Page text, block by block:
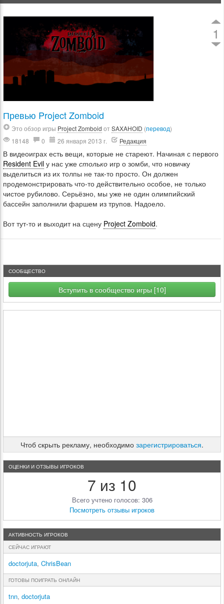
1
Превью Project Zomboid
Это обзор игры Project Zomboid отSAXAHOID (перевод)
18148
0 26 января 2013 г. Редакция
В видеоиграх есть вещи, которые не стареют. Начиная с первого
Resident Evil у нас уже столько игр о зомби, что новичку
выделиться из их толпы не так-то просто. Он должен
продемонстрировать что-то действительно особое, не только
чистое рубилово. Серьёзно, мы уже не один олимпийский
бассейн заполнили фаршем из трупов. Надоело.
Вот тут-то и выходит на сцену Project Zomboid.
СООБЩЕСТВО
Вступить в сообщество игры [10]
Чтоб скрыть рекламу, необходимо зарегистрироваться.
ОЦЕНКИ И ОТЗЫВЫ ИГРОКОВ
7 из 10
Всего учтено голосов: 306
Посмотреть отзывы игроков
АКТИВНОСТЬ ИГРОКОВ
СЕЙЧАС ИГРАЮТ
doctorjuta, ChrisBean
ГОТОВЫ ПОИГРАТЬ ОНЛАЙН
tnn, doctorjuta